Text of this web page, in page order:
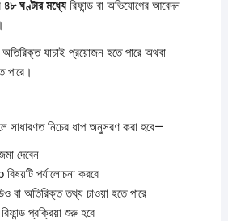
৪৮ঘণ্টারমধ্যেরিফান্ড বা অভিযোগের আবেদন
অতিরিক্ত যাচাই প্রয়োজন হতে পারে অথবা
পারে।
সাধারণত নিচের ধাপ অনুসরণ করা হবে—
দেবেন
পর্যালোচনা করবে
বা অতিরিক্ত তথ্য চাওয়া হতে পারে
প্রক্রিয়া শুরু হবে